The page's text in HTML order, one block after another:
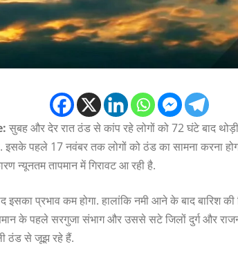
सुबह और देर रात ठंड से कांप रहे लोगों को 72 घंटे बाद
इसके पहले 17 नवंबर तक लोगों को ठंड का सामना करना
न्यूनतम तापमान में गिरावट आ रही है.
इसका प्रभाव कम होगा. हालांकि नमी आने के बाद बारिश
के पहले सरगुजा संभाग और उससे सटे जिलों दुर्ग और
ठंड से जूझ रहे हैं.